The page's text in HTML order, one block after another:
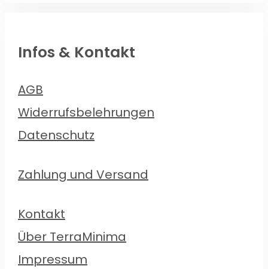
Infos & Kontakt
AGB
Widerrufsbelehrungen
Datenschutz
Zahlung und Versand
Kontakt
Über TerraMinima
Impressum